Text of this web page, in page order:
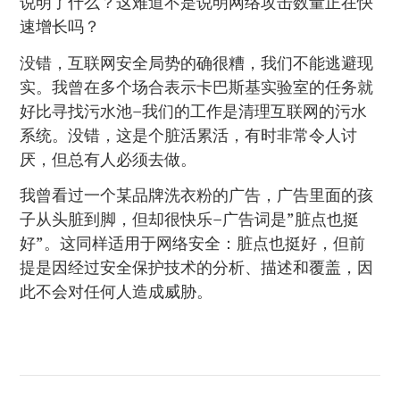
速增长吗？
没错，互联网安全局势的确很糟，我们不能逃避现
实。我曾在多个场合表示卡巴斯基实验室的任务就
好比寻找污水池–我们的工作是清理互联网的污水
系统。没错，这是个脏活累活，有时非常令人讨
厌，但总有人必须去做。
我曾看过一个某品牌洗衣粉的广告，广告里面的孩
子从头脏到脚，但却很快乐–广告词是”脏点也挺
好”。这同样适用于网络安全：脏点也挺好，但前
提是因经过安全保护技术的分析、描述和覆盖，因
此不会对任何人造成威胁。